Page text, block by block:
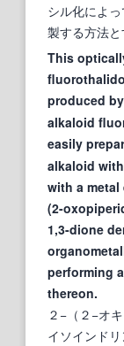
シル化によ
製する方法と
This
produced
alkaloid
easily
alkaloid
with a metal
(2-
1,3-dione
performing
thereon.
２−（２−オ
イソインド